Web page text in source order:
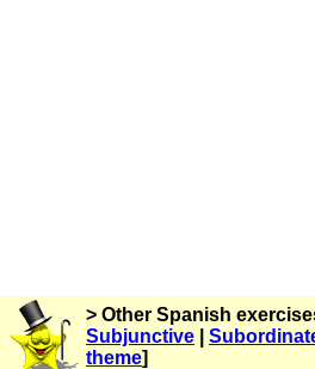
> Other Spanish
Subjunctive
theme]